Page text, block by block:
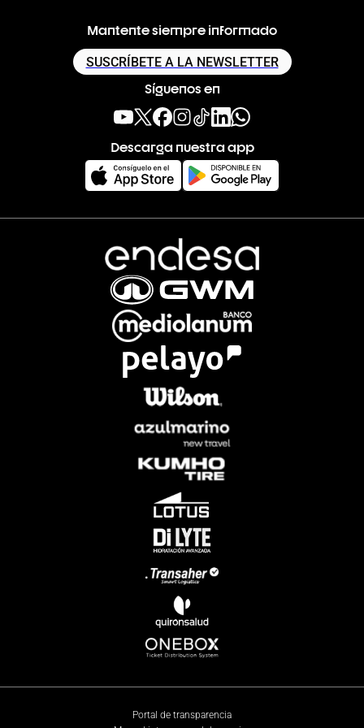
Mantente siempre informado
SUSCRÍBETE A LA NEWSLETTER
Síguenos en
Descarga nuestra app
Portal de transparencia